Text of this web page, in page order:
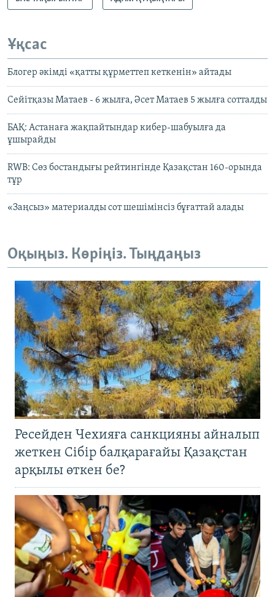
Ұқсас
Блогер әкімді «қатты құрметтеп кеткенін» айтады
Сейітқазы Матаев - 6 жылға, Әсет Матаев 5 жылға сотталды
БАҚ: Астанаға жақпайтындар кибер-шабуылға да
ұшырайды
RWB: Сөз бостандығы рейтингінде Қазақстан 160-орында
тұр
«Заңсыз» материалды сот шешімінсіз бұғаттай алады
Оқыңыз. Көріңіз. Тыңдаңыз
Ресейден Чехияға санкцияны айналып
жеткен Сібір балқарағайы Қазақстан
арқылы өткен бе?